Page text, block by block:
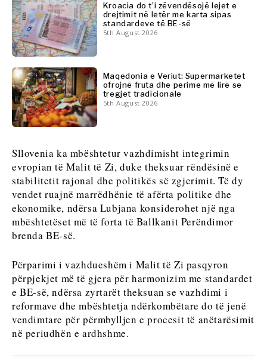
Intervistë
Opinion
Bota
Analizë
Discover
Ngjarjet
Kulturë
Rreth nesh Na kontaktoni Abonohu
Insights
Intervistë
Opinion
Bota
Analizë
Lajme
Ngjarjet
Kulturë
Sporti
Western
Balkans
2030
Rreth nesh Na kontaktoni Reklamo Abonohu
Kroacia do t’i zëvendësojë lejet e
drejtimit në letër me karta sipas
standardeve të BE-së
5th August 2026
Maqedonia e Veriut: Supermarketet
ofrojnë fruta dhe perime më lirë se
tregjet tradicionale
5th August 2026
Sllovenia ka mbështetur vazhdimisht integrimin
evropian të Malit të Zi, duke theksuar rëndësinë e
stabilitetit rajonal dhe politikës së zgjerimit. Të dy
vendet ruajnë marrëdhënie të afërta politike dhe
ekonomike, ndërsa Lubjana konsiderohet një nga
mbështetëset më të forta të Ballkanit Perëndimor
brenda BE-së.
Përparimi i vazhdueshëm i Malit të Zi pasqyron
përpjekjet më të gjera për harmonizim me standardet
e BE-së, ndërsa zyrtarët theksuan se vazhdimi i
reformave dhe mbështetja ndërkombëtare do të jenë
vendimtare për përmbylljen e procesit të anëtarësimit
në periudhën e ardhshme.